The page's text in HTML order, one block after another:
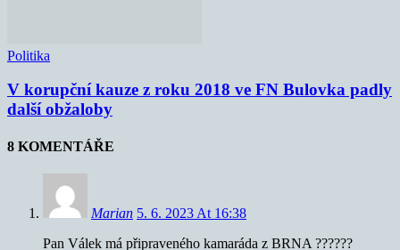
Politika
V korupční kauze z roku 2018 ve FN Bulovka padly
další obžaloby
8 KOMENTÁŘE
Marian 5. 6. 2023 At 16:38
Pan Válek má připraveného kamaráda z BRNA ??????